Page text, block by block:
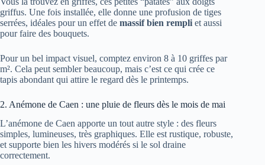
griffus. Une fois installée, elle donne une profusion de tiges
serrées, idéales pour un effet de massif bien rempli et aussi
pour faire des bouquets.
Pour un bel impact visuel, comptez environ 8 à 10 griffes par
m². Cela peut sembler beaucoup, mais c’est ce qui crée ce
tapis abondant qui attire le regard dès le printemps.
2. Anémone de Caen : une pluie de fleurs dès le mois de mai
L’anémone de Caen apporte un tout autre style : des fleurs
simples, lumineuses, très graphiques. Elle est rustique, robuste,
et supporte bien les hivers modérés si le sol draine
correctement.